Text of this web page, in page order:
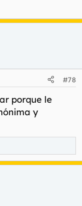
#78
porque le
y